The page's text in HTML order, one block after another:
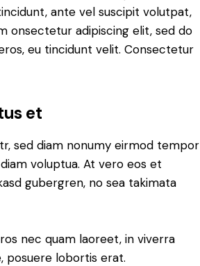
ante vel suscipit volutpat,
onsectetur adipiscing elit, sed do
eu tincidunt velit. Consectetur
et
sed diam nonumy eirmod tempor
voluptua. At vero eos et
gubergren, no sea takimata
nec quam laoreet, in viverra
posuere lobortis erat.